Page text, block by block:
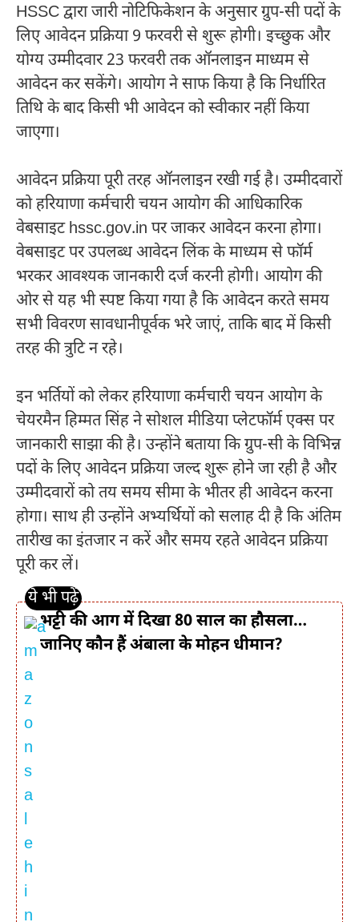
HSSC द्वारा जारी नोटिफिकेशन के अनुसार ग्रुप-सी पदों के
लिए आवेदन प्रक्रिया 9 फरवरी से शुरू होगी। इच्छुक और
योग्य उम्मीदवार 23 फरवरी तक ऑनलाइन माध्यम से
आवेदन कर सकेंगे। आयोग ने साफ किया है कि निर्धारित
तिथि के बाद किसी भी आवेदन को स्वीकार नहीं किया
जाएगा।
आवेदन प्रक्रिया पूरी तरह ऑनलाइन रखी गई है। उम्मीदवारों
को हरियाणा कर्मचारी चयन आयोग की आधिकारिक
वेबसाइट hssc.gov.in पर जाकर आवेदन करना होगा।
वेबसाइट पर उपलब्ध आवेदन लिंक के माध्यम से फॉर्म
भरकर आवश्यक जानकारी दर्ज करनी होगी। आयोग की
ओर से यह भी स्पष्ट किया गया है कि आवेदन करते समय
सभी विवरण सावधानीपूर्वक भरे जाएं, ताकि बाद में किसी
तरह की त्रुटि न रहे।
इन भर्तियों को लेकर हरियाणा कर्मचारी चयन आयोग के
चेयरमैन हिम्मत सिंह ने सोशल मीडिया प्लेटफॉर्म एक्स पर
जानकारी साझा की है। उन्होंने बताया कि ग्रुप-सी के विभिन्न
पदों के लिए आवेदन प्रक्रिया जल्द शुरू होने जा रही है और
उम्मीदवारों को तय समय सीमा के भीतर ही आवेदन करना
होगा। साथ ही उन्होंने अभ्यर्थियों को सलाह दी है कि अंतिम
तारीख का इंतजार न करें और समय रहते आवेदन प्रक्रिया
पूरी कर लें।
भट्टी की आग में दिखा 80 साल का हौसला…
जानिए कौन हैं अंबाला के मोहन धीमान?